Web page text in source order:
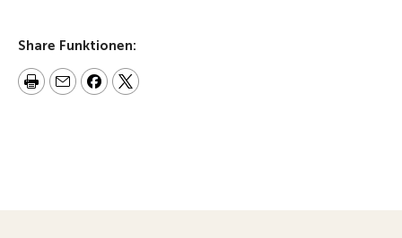
Share Funktionen: